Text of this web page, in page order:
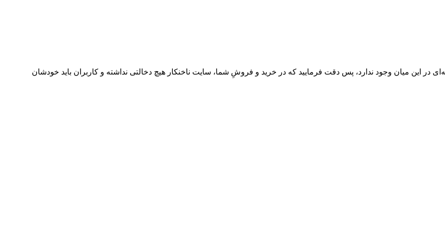
در این میان وجود ندارد، پس دقت فرمایید که در خرید و فروشِ شما، سایت ناخنکار هیچ دخالتی نداشته و کاربران باید خودشان